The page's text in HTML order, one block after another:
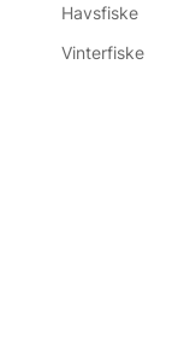
Havsfiske
Vinterfiske